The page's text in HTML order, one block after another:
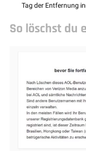
Tag der Entfernung
So löschst du